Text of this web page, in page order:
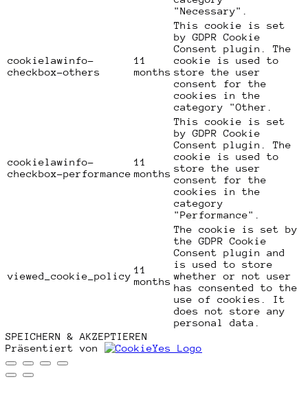
"Necessary".
cookielawinfo-
checkbox-others
11
months
This cookie is set
by GDPR Cookie
Consent plugin. The
cookie is used to
store the user
consent for the
cookies in the
category "Other.
cookielawinfo-
checkbox-performance
11
months
This cookie is set
by GDPR Cookie
Consent plugin. The
cookie is used to
store the user
consent for the
cookies in the
category
"Performance".
viewed_cookie_policy
11
months
The cookie is set by
the GDPR Cookie
Consent plugin and
is used to store
whether or not user
has consented to the
use of cookies. It
does not store any
personal data.
SPEICHERN & AKZEPTIEREN
Präsentiert von